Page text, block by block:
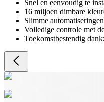
Snel en eenvoudig te
16 miljoen dimbare
Slimme
Volledige controle met
Toekomstbestendig